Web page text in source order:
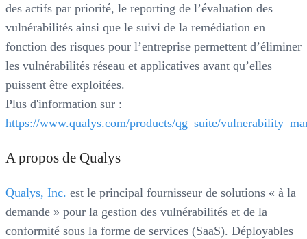
des actifs par priorité, le reporting de l’évaluation des
vulnérabilités ainsi que le suivi de la remédiation en
fonction des risques pour l’entreprise permettent d’éliminer
les vulnérabilités réseau et applicatives avant qu’elles
puissent être exploitées.
Plus d'information sur :
https://www.qualys.com/products/qg_suite/
A propos de Qualys
Qualys, Inc. est le principal fournisseur de solutions « à la
demande » pour la gestion des vulnérabilités et de la
conformité sous la forme de services (SaaS). Déployables